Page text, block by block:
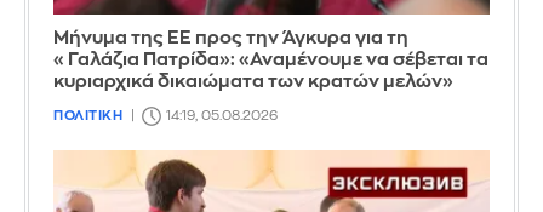
Μήνυμα της ΕΕ προς την Άγκυρα για τη
«Γαλάζια Πατρίδα»: «Αναμένουμε να σέβεται τα
κυριαρχικά δικαιώματα των κρατών μελών»
ΠΟΛΙΤΙΚΗ 14:19, 05.08.2026